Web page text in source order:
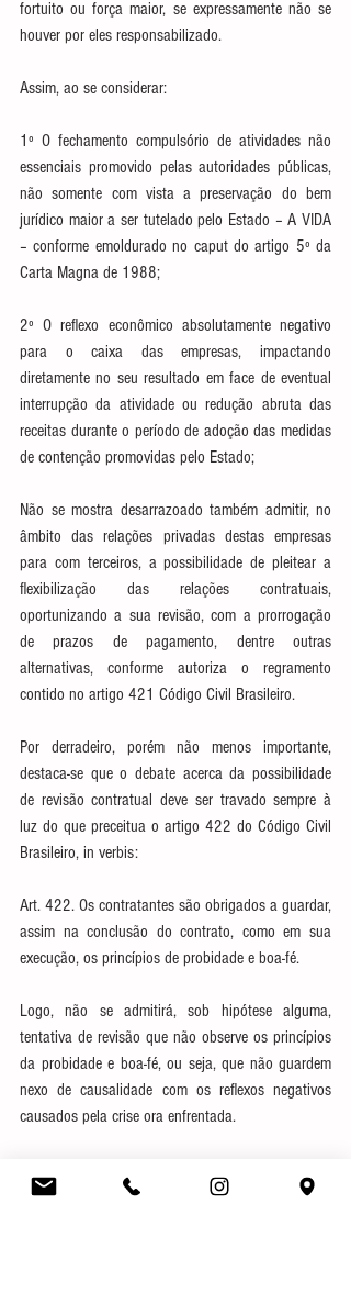
fortuito ou força maior, se expressamente não se
houver por eles responsabilizado.
Assim, ao se considerar:
1º O fechamento compulsório de atividades não
essenciais promovido pelas autoridades públicas,
não somente com vista a preservação do bem
jurídico maior a ser tutelado pelo Estado – A VIDA
– conforme emoldurado no caput do artigo 5º da
Carta Magna de 1988;
2º O reflexo econômico absolutamente negativo
para o caixa das empresas, impactando
diretamente no seu resultado em face de eventual
interrupção da atividade ou redução abruta das
receitas durante o período de adoção das medidas
de contenção promovidas pelo Estado;
Não se mostra desarrazoado também admitir, no
âmbito das relações privadas destas empresas
para com terceiros, a possibilidade de pleitear a
flexibilização das relações contratuais,
oportunizando a sua revisão, com a prorrogação
de prazos de pagamento, dentre outras
alternativas, conforme autoriza o regramento
contido no artigo 421 Código Civil Brasileiro.
Por derradeiro, porém não menos importante,
destaca-se que o debate acerca da possibilidade
de revisão contratual deve ser travado sempre à
luz do que preceitua o artigo 422 do Código Civil
Brasileiro, in verbis:
Art. 422. Os contratantes são obrigados a guardar,
assim na conclusão do contrato, como em sua
execução, os princípios de probidade e boa-fé.
Logo, não se admitirá, sob hipótese alguma,
tentativa de revisão que não observe os princípios
da probidade e boa-fé, ou seja, que não guardem
nexo de causalidade com os reflexos negativos
causados pela crise ora enfrentada.
diálogo técnico e propositivo entre as partes